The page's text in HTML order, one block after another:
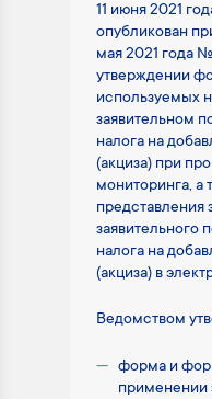
11 июня 2021
опубликован
мая 2021 года
утверждении
используемых
заявительном
налога на
(акциза) при
мониторинга,
представления
заявительного
налога на
(акциза) в
Ведомством
форма и
применении